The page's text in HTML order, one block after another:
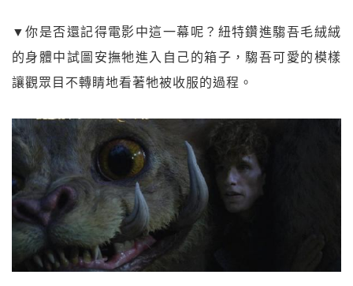
▼你是否還記得電影中這一幕呢？紐特鑽進騶吾毛絨絨
的身體中試圖安撫牠進入自己的箱子，騶吾可愛的模樣
讓觀眾目不轉睛地看著牠被收服的過程。